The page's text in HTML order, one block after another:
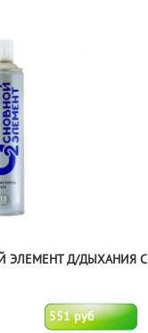
ЭЛЕМЕНТ Д/ДЫХАНИЯ
551 руб